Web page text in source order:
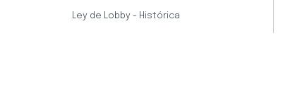
Ley de Lobby - Histórica